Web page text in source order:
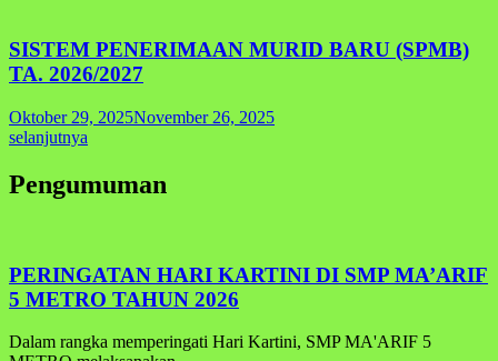
SISTEM PENERIMAAN MURID BARU (SPMB)
TA. 2026/2027
Oktober 29, 2025November 26, 2025
selanjutnya
Pengumuman
PERINGATAN HARI KARTINI DI SMP MA’ARIF
5 METRO TAHUN 2026
Dalam rangka memperingati Hari Kartini, SMP MA'ARIF 5